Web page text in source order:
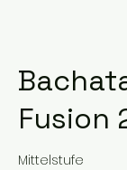
Fusion
Mittelstufe